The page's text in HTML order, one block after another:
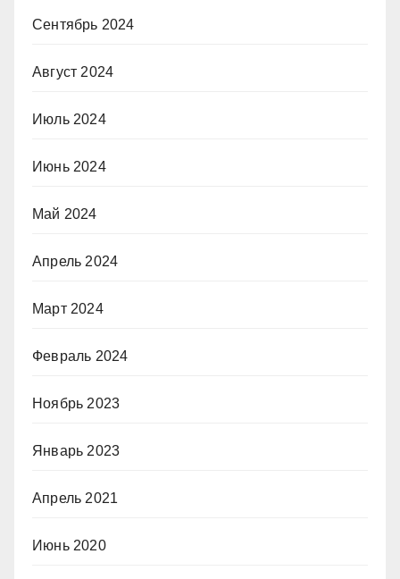
Сентябрь 2024
Август 2024
Июль 2024
Июнь 2024
Май 2024
Апрель 2024
Март 2024
Февраль 2024
Ноябрь 2023
Январь 2023
Апрель 2021
Июнь 2020